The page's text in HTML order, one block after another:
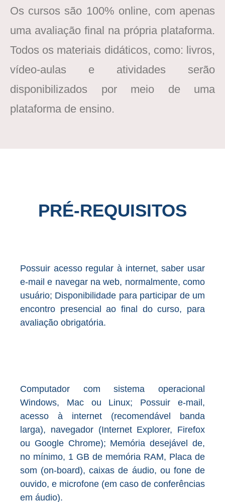
Os cursos são 100% online, com apenas
uma avaliação final na própria plataforma.
Todos os materiais didáticos, como: livros,
vídeo-aulas e atividades serão
disponibilizados por meio de uma
plataforma de ensino.
PRÉ-REQUISITOS
Possuir acesso regular à internet, saber usar
e-mail e navegar na web, normalmente, como
usuário; Disponibilidade para participar de um
encontro presencial ao final do curso, para
avaliação obrigatória.
Computador com sistema operacional
Windows, Mac ou Linux; Possuir e-mail,
acesso à internet (recomendável banda
larga), navegador (Internet Explorer, Firefox
ou Google Chrome); Memória desejável de,
no mínimo, 1 GB de memória RAM, Placa de
som (on-board), caixas de áudio, ou fone de
ouvido, e microfone (em caso de conferências
em áudio).